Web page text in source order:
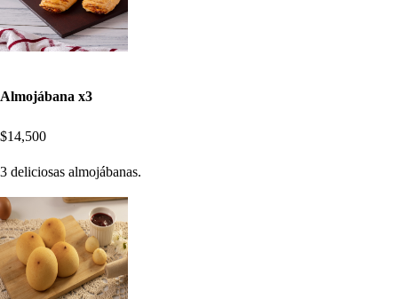
Almojábana x3
$14,500
3 deliciosas almojábanas.